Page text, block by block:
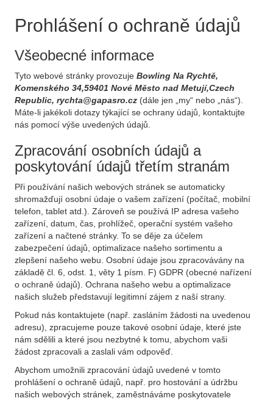
Prohlášení o ochraně údajů
Všeobecné informace
Tyto webové stránky provozuje Bowling Na Rychtě,
Komenského 34,59401 Nové Město nad Metují,Czech
Republic, rychta@gapasro.cz (dále jen „my“ nebo „nás“).
Máte-li jakékoli dotazy týkající se ochrany údajů, kontaktujte
nás pomocí výše uvedených údajů.
Zpracování osobních údajů a
poskytování údajů třetím stranám
Při používání našich webových stránek se automaticky
shromažďují osobní údaje o vašem zařízení (počítač, mobilní
telefon, tablet atd.). Zároveň se používá IP adresa vašeho
zařízení, datum, čas, prohlížeč, operační systém vašeho
zařízení a načtené stránky. To se děje za účelem
zabezpečení údajů, optimalizace našeho sortimentu a
zlepšení našeho webu. Osobní údaje jsou zpracovávány na
základě čl. 6, odst. 1, věty 1 písm. F) GDPR (obecné nařízení
o ochraně údajů). Ochrana našeho webu a optimalizace
našich služeb představují legitimní zájem z naší strany.
Pokud nás kontaktujete (např. zasláním žádosti na uvedenou
adresu), zpracujeme pouze takové osobní údaje, které jste
nám sdělili a které jsou nezbytné k tomu, abychom vaši
žádost zpracovali a zaslali vám odpověď.
Abychom umožnili zpracování údajů uvedené v tomto
prohlášení o ochraně údajů, např. pro hostování a údržbu
našich webových stránek, zaměstnáváme poskytovatele